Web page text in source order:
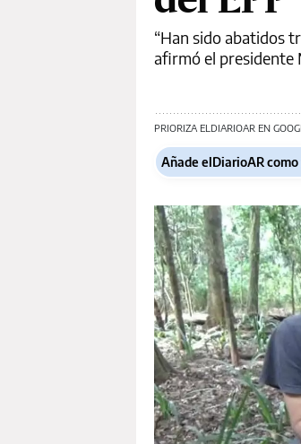
“Han sido abatidos
afirmó el presidente
PRIORIZA ELDIARIOAR EN
Añade elDiarioAR